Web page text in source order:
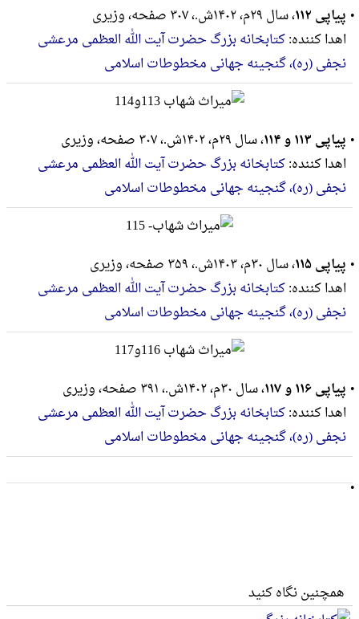
پیاپی ۱۱۲
، سال ۲۹م، ۱۴۰۲ش.، ۳۰۷ صفحه، وزيرى
اهدا کننده:کتابخانه بزرگ حضرت آیت الله العظمی مرعشی
نجفی (ره)، گنجینه جهانی مخطوطات اسلامی
پیاپی ۱۱۳ و ۱۱۴
، سال ۲۹م، ۱۴۰۲ش.، ۳۰۷ صفحه، وزيرى
اهدا کننده:کتابخانه بزرگ حضرت آیت الله العظمی مرعشی
نجفی (ره)، گنجینه جهانی مخطوطات اسلامی
پیاپی ۱۱۵
، سال ۳۰م، ۱۴۰۳ش.، ۳۵۹ صفحه، وزيرى
اهدا کننده:کتابخانه بزرگ حضرت آیت الله العظمی مرعشی
نجفی (ره)، گنجینه جهانی مخطوطات اسلامی
پیاپی ۱۱۶ و ۱۱۷
، سال ۳۰م، ۱۴۰۲ش.، ۳۹۱ صفحه، وزيرى
اهدا کننده:کتابخانه بزرگ حضرت آیت الله العظمی مرعشی
نجفی (ره)، گنجینه جهانی مخطوطات اسلامی
همچنین نگاه کنید